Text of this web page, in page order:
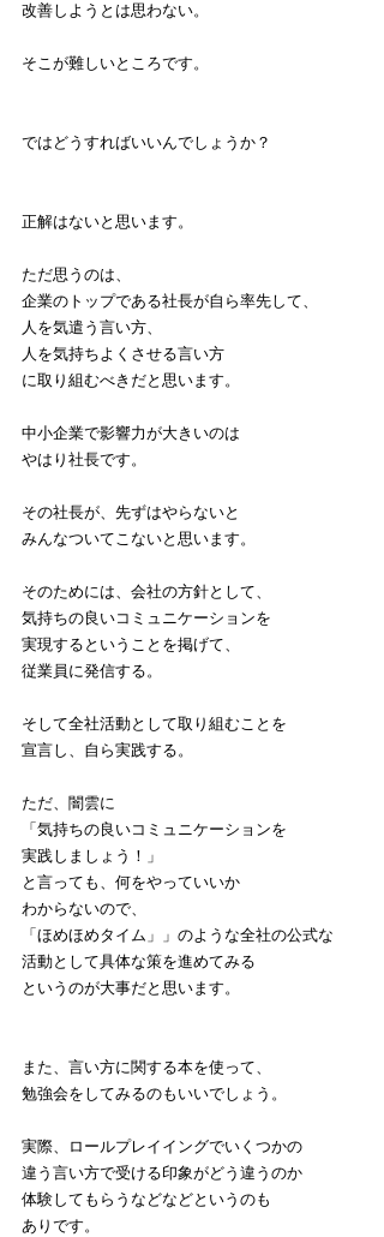
改善しようとは思わない。
そこが難しいところです。
ではどうすればいいんでしょうか？
正解はないと思います。
ただ思うのは、
企業のトップである社長が自ら率先して、
人を気遣う言い方、
人を気持ちよくさせる言い方
に取り組むべきだと思います。
中小企業で影響力が大きいのは
やはり社長です。
その社長が、先ずはやらないと
みんなついてこないと思います。
そのためには、会社の方針として、
気持ちの良いコミュニケーションを
実現するということを掲げて、
従業員に発信する。
そして全社活動として取り組むことを
宣言し、自ら実践する。
ただ、闇雲に
「気持ちの良いコミュニケーションを
実践しましょう！」
と言っても、何をやっていいか
わからないので、
「ほめほめタイム」」のような全社の公式な
活動として具体な策を進めてみる
というのが大事だと思います。
また、言い方に関する本を使って、
勉強会をしてみるのもいいでしょう。
実際、ロールプレイイングでいくつかの
違う言い方で受ける印象がどう違うのか
体験してもらうなどなどというのも
ありです。